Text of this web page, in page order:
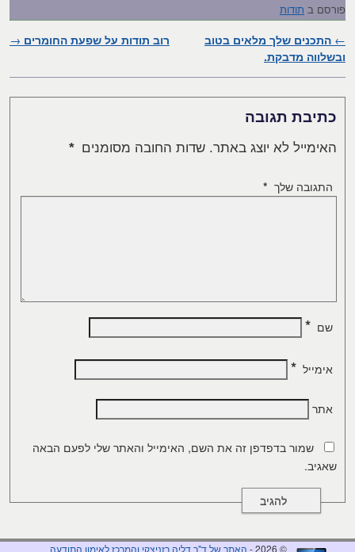
פורסם ב תודות
ניווט בפוסטים
← התכנים שלך מלאים בטוב
ובשלווה מדבקת.
רוב תודות על שפעת החומרים →
כתיבת תגובה
האימייל לא יוצג באתר. שדות החובה מסומנים *
התגובה שלך *
שם *
אימייל *
אתר
שמור בדפדפן זה את השם, האימייל והאתר שלי לפעם הבאה
שאגיב.
© 2026 - האתר של ד"ר דליה רזניצקי והמרכז לאימון התודעה